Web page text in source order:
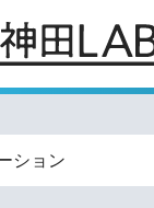
ク
ション